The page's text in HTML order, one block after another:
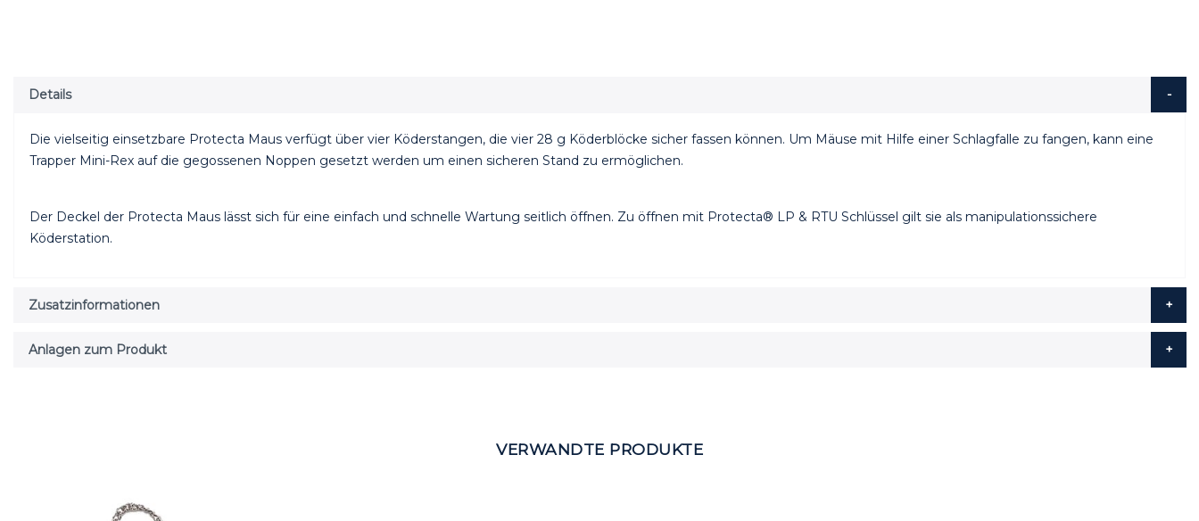
Details
Die vielseitig einsetzbare Protecta Maus verfügt über vier Köderstangen, die vier 28 g Köderblöcke sicher fassen können. Um Mäuse mit Hilfe einer Schlagfalle zu fangen, kann eine
Trapper Mini-Rex auf die gegossenen Noppen gesetzt werden um einen sicheren Stand zu ermöglichen.
Der Deckel der Protecta Maus lässt sich für eine einfach und schnelle Wartung seitlich öffnen. Zu öffnen mit Protecta® LP & RTU Schlüssel gilt sie als manipulationssichere
Köderstation.
Zusatzinformationen
Anlagen zum Produkt
VERWANDTE PRODUKTE